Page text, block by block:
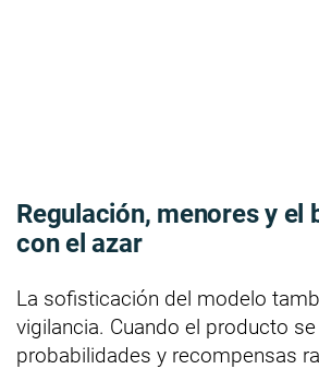
Regulación, menores y el
con el azar
La sofisticación del modelo
vigilancia. Cuando el producto
probabilidades y recompensas